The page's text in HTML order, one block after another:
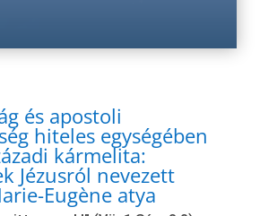
és apostoli
hiteles egységében
kármelita:
Jézusról nevezett
Eugène atya